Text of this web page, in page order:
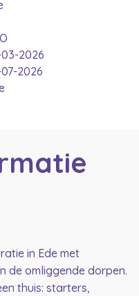
2026
2026
in Ede met
de omliggende dorpen.
thuis: starters,